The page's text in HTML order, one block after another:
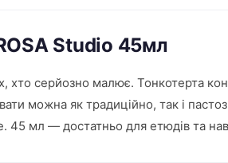
Studio 45мл
серйозно малює. Тонкотерта
можна як традиційно, так і
мл — достатньо для етюдів та